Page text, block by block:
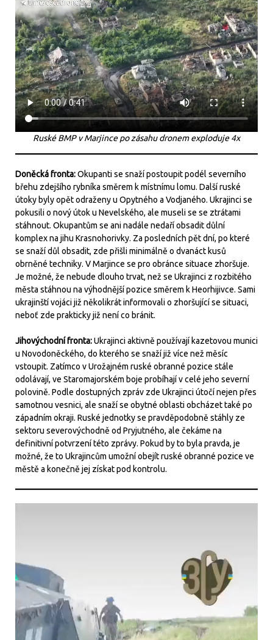
Ruské BMP v Marjince po zásahu dronem exploduje 4x
Doněcká fronta:Okupanti se snaží postoupit podél severního
břehu zdejšího rybníka směrem k místnímu lomu. Další ruské
útoky byly opět odraženy u Opytného a Vodjaného. Ukrajinci se
pokusili o nový útok u Nevelského, ale museli se se ztrátami
stáhnout. Okupantům se ani nadále nedaří obsadit důlní
komplex na jihu Krasnohorivky. Za posledních pět dní, po které
se snaží důl obsadit, zde přišli minimálně o dvanáct kusů
obrněné techniky. V Marjince se pro obránce situace zhoršuje.
Je možné, že nebude dlouho trvat, než se Ukrajinci z rozbitého
města stáhnou na výhodnější pozice směrem k Heorhijivce. Sami
ukrajinští vojáci již několikrát informovali o zhoršující se situaci,
neboť zde prakticky již není co bránit.
Jihovýchodní fronta:Ukrajinci aktivně používají kazetovou munici
u Novodoněckého, do kterého se snaží již více než měsíc
vstoupit. Zatímco v Urožajném ruské obranné pozice stále
odolávají, ve Staromajorském boje probíhají v celé jeho severní
polovině. Podle dostupných zpráv zde Ukrajinci útočí nejen přes
samotnou vesnici, ale snaží se obytné oblasti obcházet také po
západním okraji. Ruské jednotky se pravděpodobně stáhly ze
sektoru severovýchodně od Pryjutného, ale čekáme na
definitivní potvrzení této zprávy. Pokud by to byla pravda, je
možné, že to Ukrajincům umožní obejít ruské obranné pozice ve
městě a konečně jej získat pod kontrolu.